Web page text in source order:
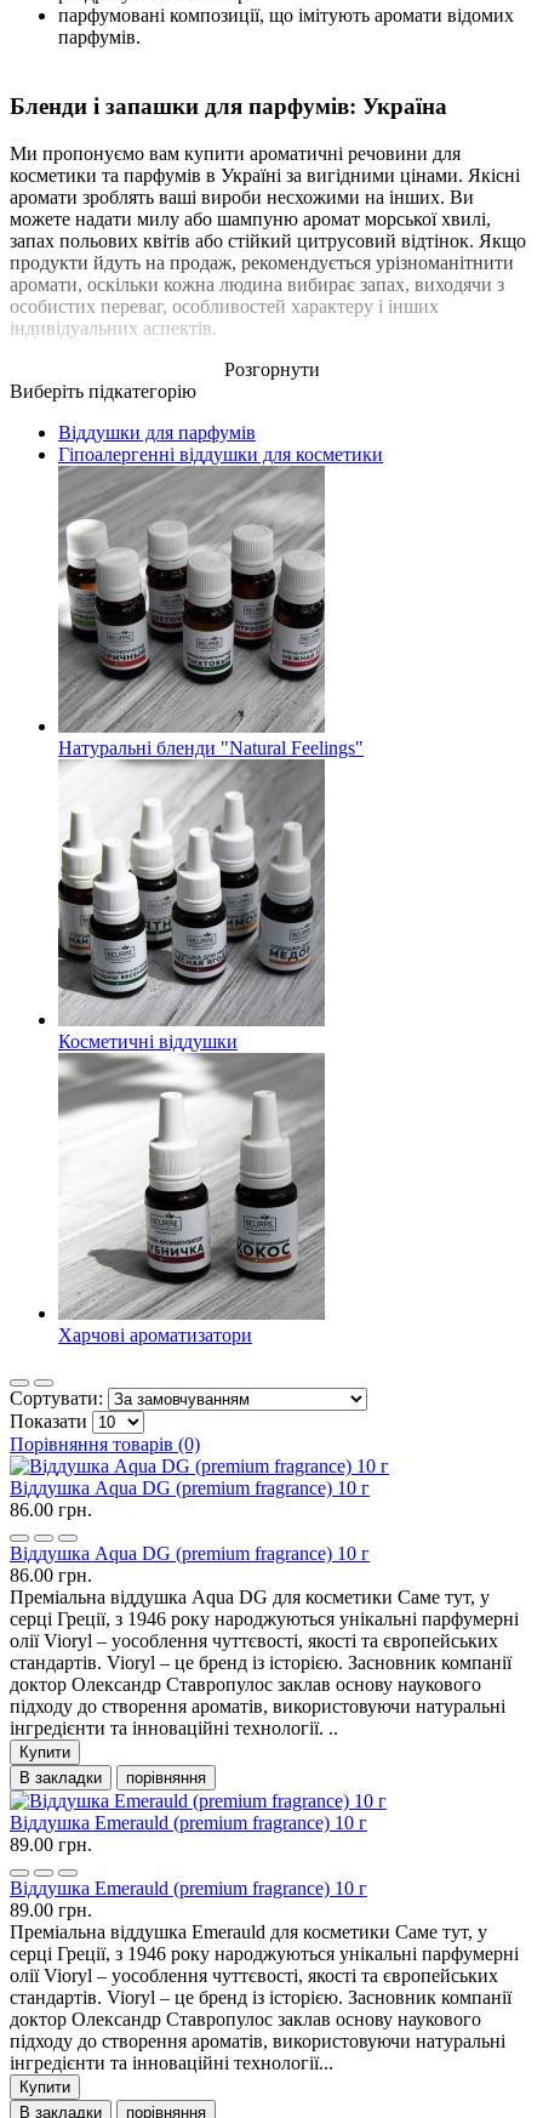
парфумовані композиції, що імітують аромати відомих
парфумів.
Бленди і запашки для парфумів: Україна
Ми пропонуємо вам купити ароматичні речовини для
косметики та парфумів в Україні за вигідними цінами. Якісні
аромати зроблять ваші вироби несхожими на інших. Ви
можете надати милу або шампуню аромат морської хвилі,
запах польових квітів або стійкий цитрусовий відтінок. Якщо
продукти йдуть на продаж, рекомендується урізноманітнити
аромати, оскільки кожна людина вибирає запах, виходячи з
особистих переваг, особливостей характеру і інших
індивідуальних аспектів.
Розгорнути
Виберіть підкатегорію
Віддушки для парфумів
Гіпоалергенні віддушки для косметики
Натуральні бленди "Natural Feelings"
Косметичні віддушки
Харчові ароматизатори
Сортувати:
Показати
Порівняння товарів (0)
Віддушка Aqua DG (premium fragrance) 10 г
86.00 грн.
Віддушка Aqua DG (premium fragrance) 10 г
86.00 грн.
Преміальна віддушка Aqua DG для косметики Саме тут, у
серці Греції, з 1946 року народжуються унікальні парфумерні
олії Vioryl – уособлення чуттєвості, якості та європейських
стандартів. Vioryl – це бренд із історією. Засновник компанії
доктор Олександр Ставропулос заклав основу наукового
підходу до створення ароматів, використовуючи натуральні
інгредієнти та інноваційні технології. ..
Купити
В закладки
порівняння
Віддушка Emerauld (premium fragrance) 10 г
89.00 грн.
Віддушка Emerauld (premium fragrance) 10 г
89.00 грн.
Преміальна віддушка Emerauld для косметики Саме тут, у
серці Греції, з 1946 року народжуються унікальні парфумерні
олії Vioryl – уособлення чуттєвості, якості та європейських
стандартів. Vioryl – це бренд із історією. Засновник компанії
доктор Олександр Ставропулос заклав основу наукового
підходу до створення ароматів, використовуючи натуральні
інгредієнти та інноваційні технології...
Купити
В закладки
порівняння